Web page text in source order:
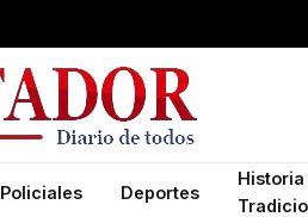
Policiales Deportes
Historia